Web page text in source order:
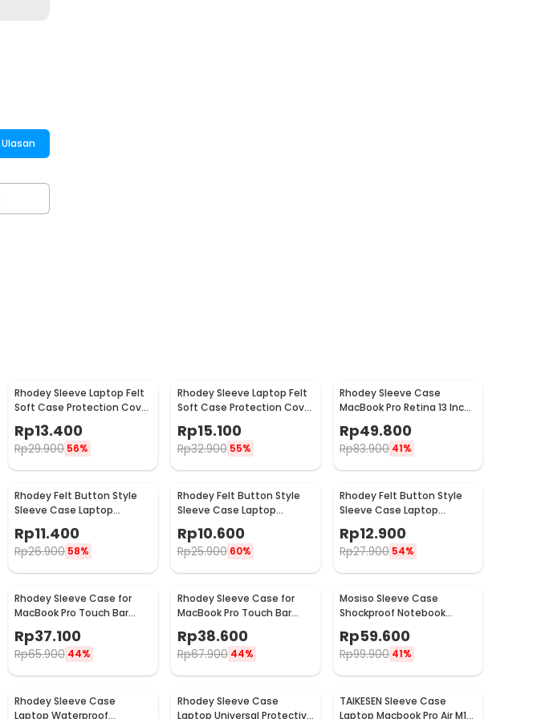
Rhodey Sleeve Laptop Felt
Soft Case Protection Cover
13 Inch
Rp13.400
Rp29.900 56%
Rhodey Sleeve Laptop Felt
Soft Case Protection Cover
Rp15.100
Rp32.900 55%
Rhodey Sleeve Case
MacBook Pro Retina 13 Inch
Horizontal - C2202
Rp49.800
Rp83.900 41%
Rhodey Felt Button Style
Sleeve Case Laptop
Rp11.400
Rp26.900 58%
Rhodey Felt Button Style
Sleeve Case Laptop
Ultrabook 12 Inch - DA58
Rp10.600
Rp25.900 60%
Rhodey Felt Button Style
Sleeve Case Laptop
Rp12.900
Rp27.900 54%
Rhodey Sleeve Case for
MacBook Pro Touch Bar
Neoprene with Pouch 13
Inch - YG6005
Rp37.100
Rp65.900 44%
Rhodey Sleeve Case for
MacBook Pro Touch Bar
Neoprene with Pouch 14
Inch - YG6005
Rp38.600
Rp67.900 44%
Mosiso Sleeve Case
Shockproof Notebook
Cover for Laptop 13 Inch -
C0412
Rp59.600
Rp99.900 41%
Rhodey Sleeve Case
Laptop Waterproof
Rhodey Sleeve Case
Laptop Universal Protective
TAIKESEN Sleeve Case
Laptop Macbook Pro Air M1